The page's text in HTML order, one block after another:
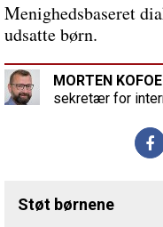
Menighedsbaseret
udsatte børn.
MORTEN
sekretær for
Støt børnene